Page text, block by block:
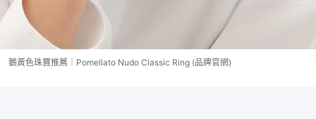
鵝黃色珠寶推薦｜Pomellato Nudo Classic Ring (品牌官網)